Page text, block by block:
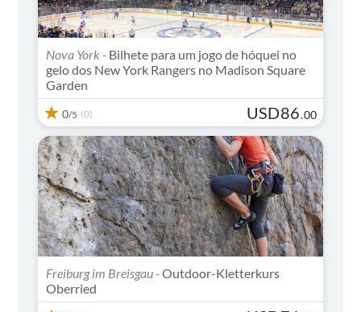
Nova York - Bilhete para um jogo de hóquei no
gelo dos New York Rangers no Madison Square
Garden
0/5 (0) USD86.00
Freiburg im Breisgau -Outdoor-Kletterkurs
Oberried